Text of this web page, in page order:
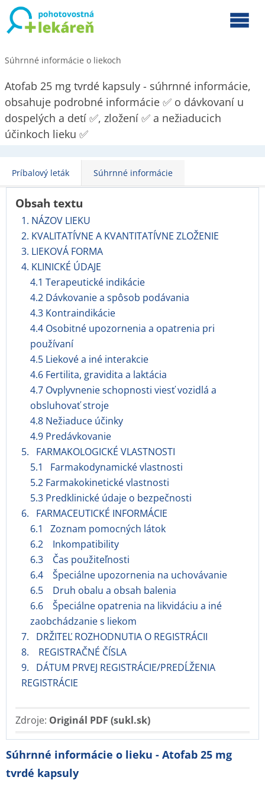
Súhrnné informácie o liekoch
Atofab 25 mg tvrdé kapsuly - súhrnné informácie,
obsahuje podrobné informácie ✅ o dávkovaní u
dospelých a detí ✅, zložení ✅ a nežiaducich
účinkoch lieku ✅
Príbalový leták Súhrnné informácie
Obsah textu
1. NÁZOV LIEKU
2. KVALITATÍVNE A KVANTITATÍVNE ZLOŽENIE
3. LIEKOVÁ FORMA
4. KLINICKÉ ÚDAJE
4.1 Terapeutické indikácie
4.2 Dávkovanie a spôsob podávania
4.3 Kontraindikácie
4.4 Osobitné upozornenia a opatrenia pri
používaní
4.5 Liekové a iné interakcie
4.6 Fertilita, gravidita a laktácia
4.7 Ovplyvnenie schopnosti viesť vozidlá a
obsluhovať stroje
4.8 Nežiaduce účinky
4.9 Predávkovanie
5. FARMAKOLOGICKÉ VLASTNOSTI
5.1 Farmakodynamické vlastnosti
5.2 Farmakokinetické vlastnosti
5.3 Predklinické údaje o bezpečnosti
6. FARMACEUTICKÉ INFORMÁCIE
6.1 Zoznam pomocných látok
6.2 Inkompatibility
6.3 Čas použiteľnosti
6.4 Špeciálne upozornenia na uchovávanie
6.5 Druh obalu a obsah balenia
6.6 Špeciálne opatrenia na likvidáciu a iné
zaobchádzanie s liekom
7. DRŽITEĽ ROZHODNUTIA O REGISTRÁCII
8. REGISTRAČNÉ ČÍSLA
9. DÁTUM PRVEJ REGISTRÁCIE/PREDĹŽENIA
REGISTRÁCIE
Zdroje: Originál PDF (sukl.sk)
Súhrnné informácie o lieku - Atofab 25 mg
tvrdé kapsuly